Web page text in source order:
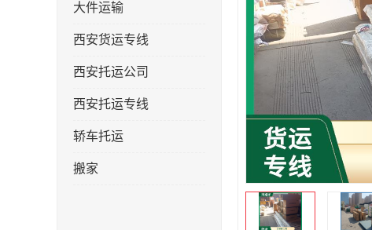
大件运输
西安货运专线
西安托运公司
西安托运专线
轿车托运
搬家